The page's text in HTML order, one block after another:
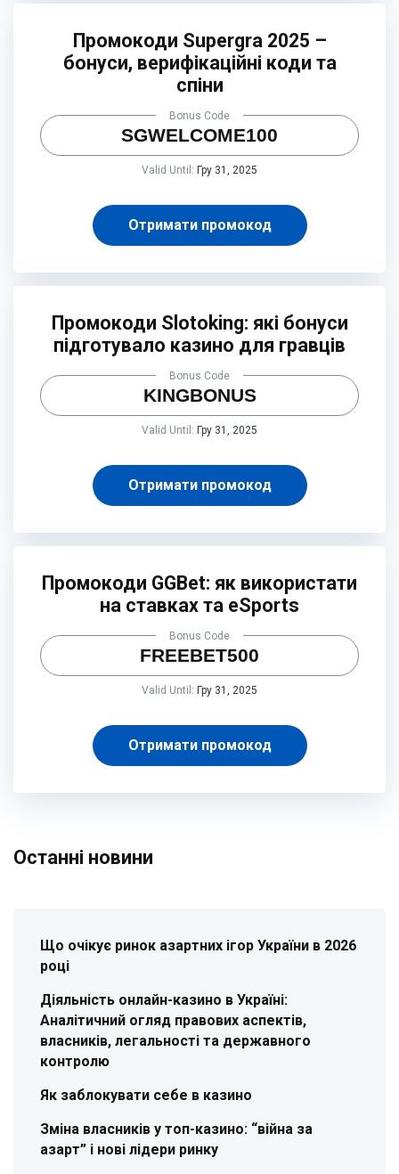
Промокоди Supergra 2025 –
бонуси, верифікаційні коди та
спіни
SGWELCOME100
Bonus Code
Valid Until: Гру 31, 2025
Отримати промокод
Промокоди Slotoking: які бонуси
підготувало казино для гравців
KINGBONUS
Bonus Code
Valid Until: Гру 31, 2025
Отримати промокод
Промокоди GGBet: як використати
на ставках та eSports
FREEBET500
Bonus Code
Valid Until: Гру 31, 2025
Отримати промокод
Останні новини
Що очікує ринок азартних ігор України в 2026
році
Діяльність онлайн-казино в Україні:
Аналітичний огляд правових аспектів,
власників, легальності та державного
контролю
Як заблокувати себе в казино
Зміна власників у топ-казино: “війна за
азарт” і нові лідери ринку